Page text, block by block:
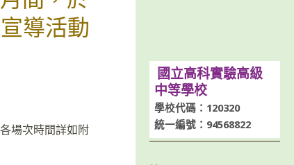
導活動
場次時間詳如附
國立高科實驗高級
中等學校
學校代碼：120320
統一編號：94568822